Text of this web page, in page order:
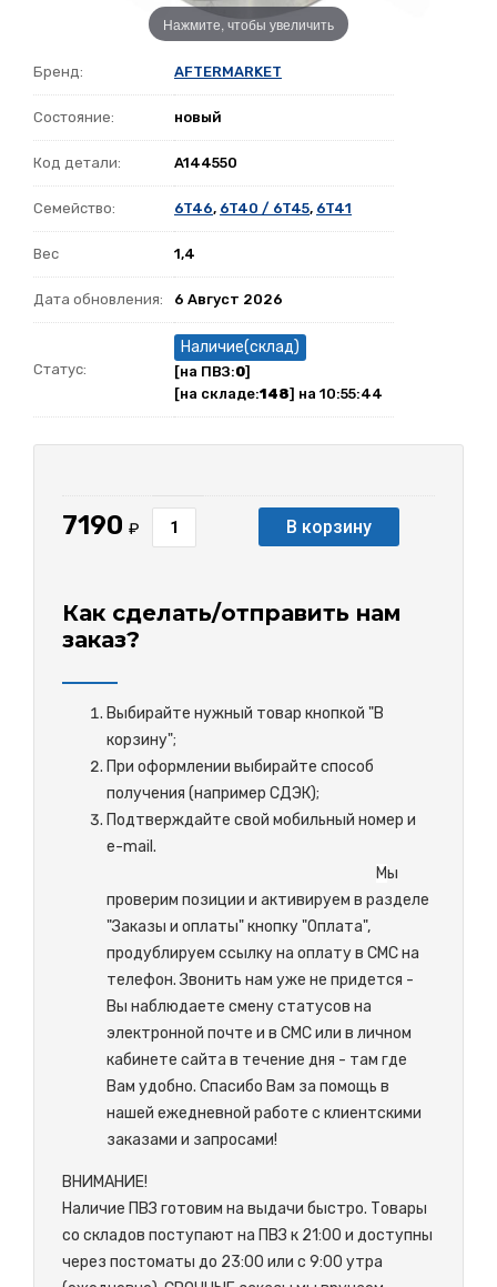
Нажмите, чтобы увеличить
Бренд: AFTERMARKET
Состояние: новый
Код детали: A144550
Семейство: 6T46, 6T40 / 6T45, 6T41
Вес 1,4
Дата обновления: 6 Август 2026
Статус:
Наличие(склад)
[на ПВЗ:0]
[на складе:148] на 10:55:44
7190 ₽ В корзину
Как сделать/отправить нам
заказ?
Выбирайте нужный товар кнопкой "В
корзину";
При оформлении выбирайте способ
получения (например СДЭК);
Подтверждайте свой мобильный номер и
e-mail.
Мы
проверим позиции и активируем в разделе
"Заказы и оплаты" кнопку "Оплата",
продублируем ссылку на оплату в СМС на
телефон. Звонить нам уже не придется -
Вы наблюдаете смену статусов на
электронной почте и в СМС или в личном
кабинете сайта в течение дня - там где
Вам удобно. Спасибо Вам за помощь в
нашей ежедневной работе с клиентскими
заказами и запросами!
ВНИМАНИЕ!
Наличие ПВЗ готовим на выдачи быстро. Товары
со складов поступают на ПВЗ к 21:00 и доступны
через постоматы до 23:00 или с 9:00 утра